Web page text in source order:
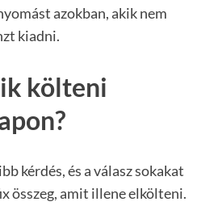
azokban, akik nem
kiadni.
költeni
kérdés, és a válasz sokakat
összeg, amit illene elkölteni.